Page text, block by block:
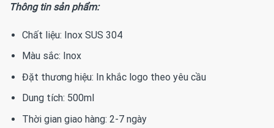
Thông tin sản phẩm:
Chất liệu: Inox SUS 304
Màu sắc: Inox
Đặt thương hiệu: In khắc logo theo yêu cầu
Dung tích: 500ml
Thời gian giao hàng: 2-7 ngày